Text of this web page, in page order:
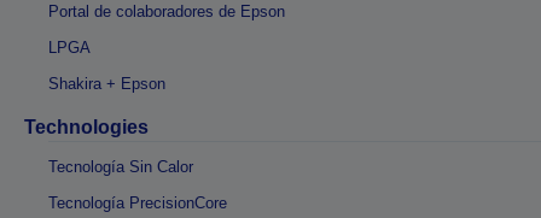
Portal de colaboradores de Epson
LPGA
Shakira + Epson
Technologies
Tecnología Sin Calor
Tecnología PrecisionCore